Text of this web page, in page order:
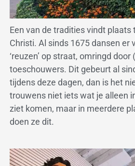
Een van de tradities vindt plaats
Christi. Al sinds 1675 dansen er
‘reuzen’ op straat, omringd
toeschouwers. Dit gebeurt al
tijdens deze dagen, dan is het
trouwens niet iets wat je alleen
ziet komen, maar in meerdere
doen ze dit.